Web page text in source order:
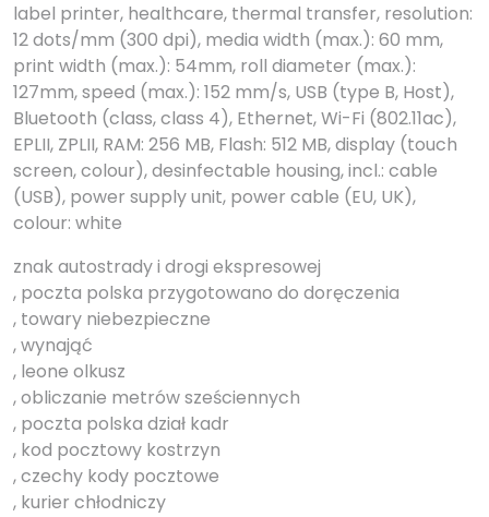
label printer, healthcare, thermal transfer, resolution:
12 dots/mm (300 dpi), media width (max.): 60 mm,
print width (max.): 54mm, roll diameter (max.):
127mm, speed (max.): 152 mm/s, USB (type B, Host),
Bluetooth (class, class 4), Ethernet, Wi-Fi (802.11ac),
EPLII, ZPLII, RAM: 256 MB, Flash: 512 MB, display (touch
screen, colour), desinfectable housing, incl.: cable
(USB), power supply unit, power cable (EU, UK),
colour: white
znak autostrady i drogi ekspresowej
, poczta polska przygotowano do doręczenia
, towary niebezpieczne
, wynająć
, leone olkusz
, obliczanie metrów sześciennych
, poczta polska dział kadr
, kod pocztowy kostrzyn
, czechy kody pocztowe
, kurier chłodniczy